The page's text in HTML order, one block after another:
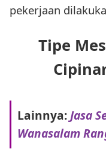
pekerjaan
Tipe
Lainnya:Jasa
Wanasalam